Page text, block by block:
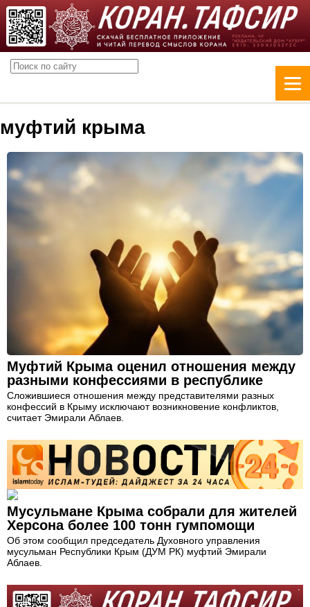
муфтий крыма
Муфтий Крыма оценил отношения между
разными конфессиями в республике
Сложившиеся отношения между представителями разных
конфессий в Крыму исключают возникновение конфликтов,
считает Эмирали Аблаев.
Мусульмане Крыма собрали для жителей
Херсона более 100 тонн гумпомощи
Об этом сообщил председатель Духовного управления
мусульман Республики Крым (ДУМ РК) муфтий Эмирали
Аблаев.